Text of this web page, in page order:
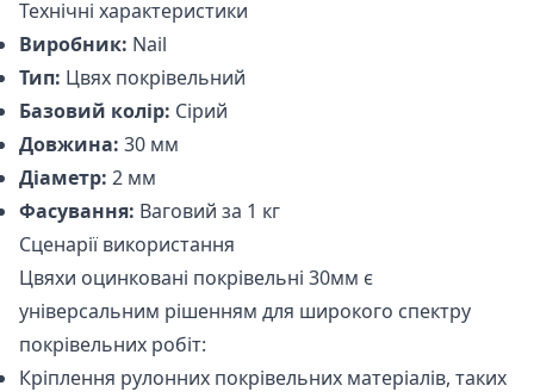
Технічні характеристики
Виробник: Nail
Тип: Цвях покрівельний
Базовий колір: Сірий
Довжина: 30 мм
Діаметр: 2 мм
Фасування: Ваговий за 1 кг
Сценарії використання
Цвяхи оцинковані покрівельні 30мм є
універсальним рішенням для широкого спектру
покрівельних робіт:
Кріплення рулонних покрівельних матеріалів, таких